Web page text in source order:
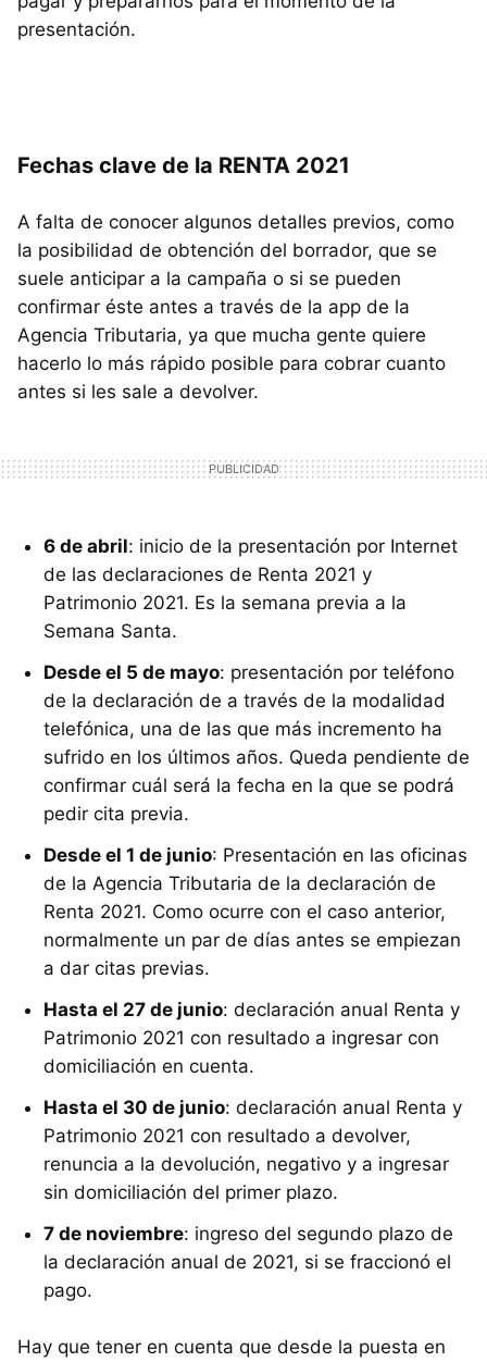
presentación.
Fechas clave de la RENTA 2021
A falta de conocer algunos detalles previos, como
la posibilidad de obtención del borrador, que se
suele anticipar a la campaña o si se pueden
confirmar éste antes a través de la app de la
Agencia Tributaria, ya que mucha gente quiere
hacerlo lo más rápido posible para cobrar cuanto
antes si les sale a devolver.
6 de abril: inicio de la presentación por Internet
de las declaraciones de Renta 2021 y
Patrimonio 2021. Es la semana previa a la
Semana Santa.
Desde el 5 de mayo: presentación por teléfono
de la declaración de a través de la modalidad
telefónica, una de las que más incremento ha
sufrido en los últimos años. Queda pendiente de
confirmar cuál será la fecha en la que se podrá
pedir cita previa.
Desde el 1 de junio: Presentación en las oficinas
de la Agencia Tributaria de la declaración de
Renta 2021. Como ocurre con el caso anterior,
normalmente un par de días antes se empiezan
a dar citas previas.
Hasta el 27 de junio: declaración anual Renta y
Patrimonio 2021 con resultado a ingresar con
domiciliación en cuenta.
Hasta el 30 de junio: declaración anual Renta y
Patrimonio 2021 con resultado a devolver,
renuncia a la devolución, negativo y a ingresar
sin domiciliación del primer plazo.
7 de noviembre: ingreso del segundo plazo de
la declaración anual de 2021, si se fraccionó el
pago.
Hay que tener en cuenta que desde la puesta en